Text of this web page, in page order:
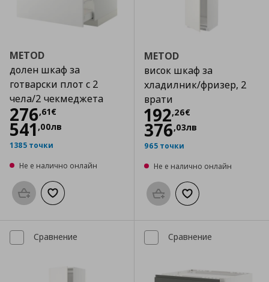
METOD
долен шкаф за
готварски плот с 2
чела/2 чекмеджета
276,61€
Цена
541 ,00лв
1385 точки
Не е налично онлайн
Προσθήκη στο καλάθι
Добави към списъка с любими
METOD
висок шкаф за
хладилник/фризер, 2
врати
192,26€
Цена
376,03лв
965 точки
Не е налично онлайн
Προσθήκη στο καλάθι
Добави към
Сравнение Сравнение